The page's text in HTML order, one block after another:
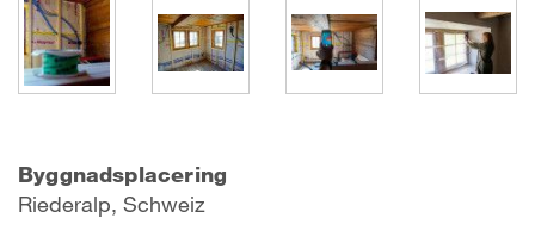
Byggnadsplacering
Riederalp, Schweiz